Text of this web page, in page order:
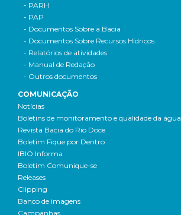
- PARH
- PAP
- Documentos Sobre a Bacia
- Documentos Sobre Recursos Hídricos
- Relatórios de atividades
- Manual de Redação
- Outros documentos
COMUNICAÇÃO
Notícias
Boletins de monitoramento e qualidade da água
Revista Bacia do Rio Doce
Boletim Fique por Dentro
IBIO Informa
Boletim Comunique-se
Releases
Clipping
Banco de imagens
Campanhas